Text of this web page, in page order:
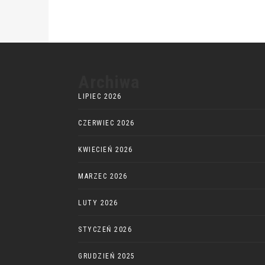
LIPIEC 2026
CZERWIEC 2026
KWIECIEŃ 2026
MARZEC 2026
LUTY 2026
STYCZEŃ 2026
GRUDZIEŃ 2025